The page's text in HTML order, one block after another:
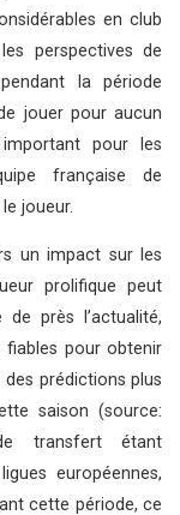
en club
perspectives de
la période
jouer pour aucun
pour les
française de
joueur.
un impact sur les
prolifique peut
près l’actualité,
fiables pour obtenir
prédictions plus
saison (source:
transfert étant
européennes,
cette période, ce